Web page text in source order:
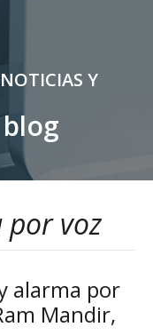
Y
voz
alarma por
Mandir,